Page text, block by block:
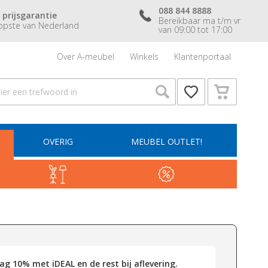
prijsgarantie
van Nederland
088 844 8888
Bereikbaar ma t/m vr
van 09:00 tot 17:00
Over A-meubel Winkels Klantenportaal
OVERIG MEUBEL OUTLET!
10% met iDEAL en de rest bij aflevering.